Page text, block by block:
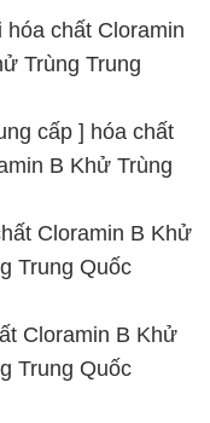
chất Cloramin
Trùng Trung
cấp ] hóa chất
B Khử Trùng
Cloramin B Khử
Trung Quốc
Cloramin B Khử
Trung Quốc